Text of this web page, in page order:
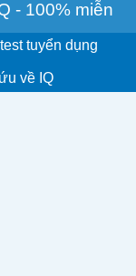
- 100% miễn
test tuyển dụng
về IQ